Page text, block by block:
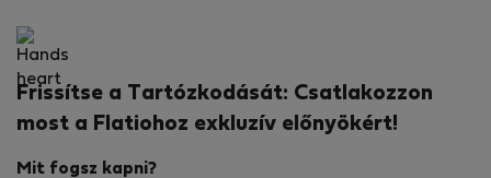
Frissítse a Tartózkodását: Csatlakozzon
most a Flatiohoz exkluzív előnyökért!
Mit fogsz kapni?